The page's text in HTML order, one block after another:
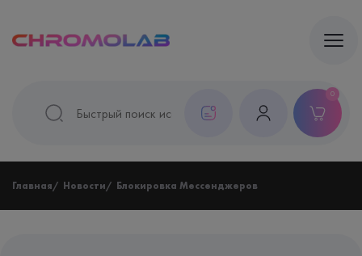
0
Главная Новости Блокировка Мессенджеров